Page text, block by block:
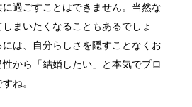
過ごすことはできません。当然な
まいたくなることもあるでしょ
は、自分らしさを隠すことなくお
から「結婚したい」と本気でプロ
ね。